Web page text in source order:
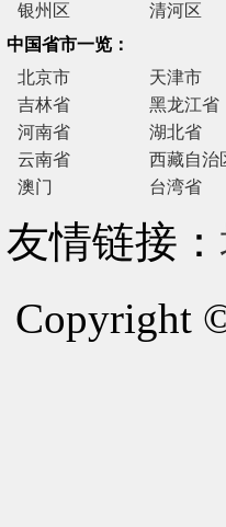
银州区 清河区
中国省市一览：
北京市
天津市
吉林省
黑龙江省
河南省
湖北省
云南省
西藏自治
澳门
台湾省
友情链接：
Copyright